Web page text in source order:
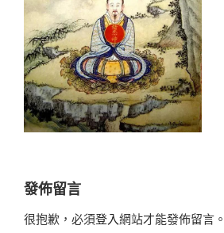
發佈留言
很抱歉，必須登入網站才能發佈留言。